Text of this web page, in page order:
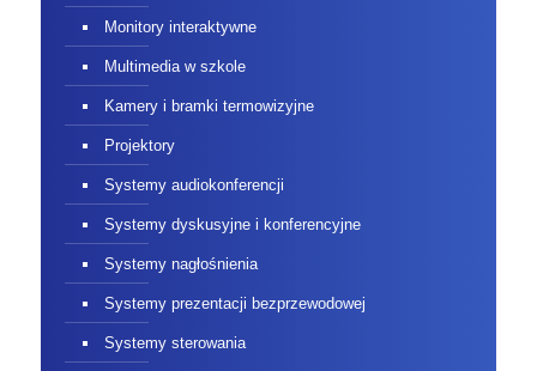
Monitory interaktywne
Multimedia w szkole
Kamery i bramki termowizyjne
Projektory
Systemy audiokonferencji
Systemy dyskusyjne i konferencyjne
Systemy nagłośnienia
Systemy prezentacji bezprzewodowej
Systemy sterowania